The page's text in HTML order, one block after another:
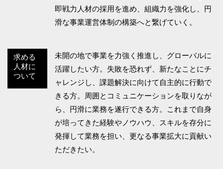
即戦力人材の採用を進め、組織力を強化し、円
滑な事業運営体制の構築へと繋げていく。
求める
人材に
ついて
未開の地で事業を力強く推進し、グローバルに
活躍したい方。失敗を恐れず、新たなことにチ
ャレンジし、課題解決に向けて自主的に行動で
きる方。周囲とコミュニケーションを取りなが
ら、円滑に業務を遂行できる方。これまで自身
が培ってきた経験やノウハウ、スキルを存分に
発揮して業務を担い、更なる事業拡大に貢献い
ただきたい。